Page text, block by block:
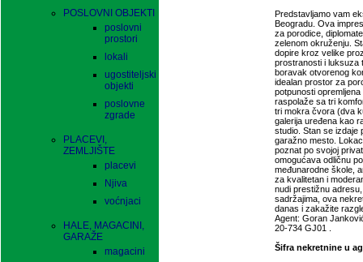
POSLOVNI OBJEKTI
poslovni
prostori
lokali
ugostiteljski
objekti
poslovne
zgrade
PLACEVI,
ZEMLJIŠTE
placevi
Njiva
voćnjaci
HALE, MAGACINI,
GARAŽE
magacini
Predstavljamo vam
Beogradu. Ova
za porodice,
zelenom okruženju.
dopire kroz velike
prostranosti i luksuza
boravak otvorenog
idealan prostor za
potpunosti
raspolaže sa tri
tri mokra čvora (dva
galerija uređena kao
studio. Stan se izdaje
garažno mesto.
poznat po svojoj
omogućava odličnu
međunarodne škole,
za kvalitetan i
nudi prestižnu
sadržajima, ova
danas i zakažite
Agent: Goran
20-734 GJ01 .
Šifra nekretnine u